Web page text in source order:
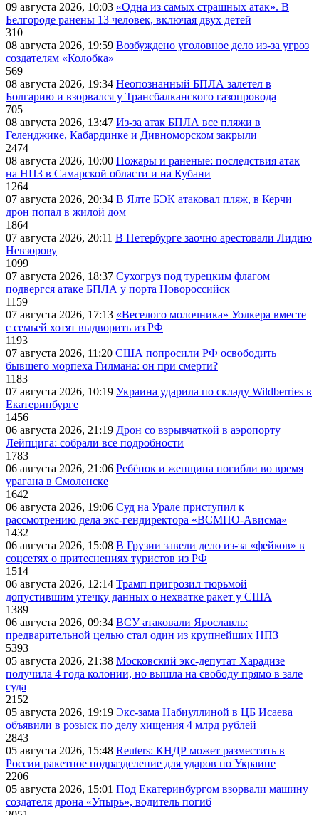
09 августа 2026, 10:03 «Одна из самых страшных атак». В
Белгороде ранены 13 человек, включая двух детей
310
08 августа 2026, 19:59 Возбуждено уголовное дело из-за угроз
создателям «Колобка»
569
08 августа 2026, 19:34 Неопознанный БПЛА залетел в
Болгарию и взорвался у Трансбалканского газопровода
705
08 августа 2026, 13:47 Из-за атак БПЛА все пляжи в
Геленджике, Кабардинке и Дивноморском закрыли
2474
08 августа 2026, 10:00 Пожары и раненые: последствия атак
на НПЗ в Самарской области и на Кубани
1264
07 августа 2026, 20:34 В Ялте БЭК атаковал пляж, в Керчи
дрон попал в жилой дом
1864
07 августа 2026, 20:11 В Петербурге заочно арестовали Лидию
Невзорову
1099
07 августа 2026, 18:37 Сухогруз под турецким флагом
подвергся атаке БПЛА у порта Новороссийск
1159
07 августа 2026, 17:13 «Веселого молочника» Уолкера вместе
с семьей хотят выдворить из РФ
1193
07 августа 2026, 11:20 США попросили РФ освободить
бывшего морпеха Гилмана: он при смерти?
1183
07 августа 2026, 10:19 Украина ударила по складу Wildberries в
Екатеринбурге
1456
06 августа 2026, 21:19 Дрон со взрывчаткой в аэропорту
Лейпцига: собрали все подробности
1783
06 августа 2026, 21:06 Ребёнок и женщина погибли во время
урагана в Смоленске
1642
06 августа 2026, 19:06 Суд на Урале приступил к
рассмотрению дела экс-гендиректора «ВСМПО-Ависма»
1432
06 августа 2026, 15:08 В Грузии завели дело из-за «фейков» в
соцсетях о притеснениях туристов из РФ
1514
06 августа 2026, 12:14 Трамп пригрозил тюрьмой
допустившим утечку данных о нехватке ракет у США
1389
06 августа 2026, 09:34 ВСУ атаковали Ярославль:
предварительной целью стал один из крупнейших НПЗ
5393
05 августа 2026, 21:38 Московский экс-депутат Харадизе
получила 4 года колонии, но вышла на свободу прямо в зале
суда
2152
05 августа 2026, 19:19 Экс-зама Набиуллиной в ЦБ Исаева
объявили в розыск по делу хищения 4 млрд рублей
2843
05 августа 2026, 15:48 Reuters: КНДР может разместить в
России ракетное подразделение для ударов по Украине
2206
05 августа 2026, 15:01 Под Екатеринбургом взорвали машину
создателя дрона «Упырь», водитель погиб